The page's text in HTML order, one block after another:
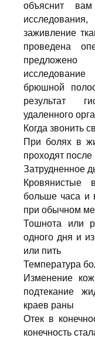
объяснит вам
заживление
проведена
брюшной
результат
удаленного
Когда звонить
При болях в
проходят
Затрудненное
Кровянистые
больше часа и
при обычном
Тошнота или
одного дня и
или пить
Температура
Изменение
подтекание
краев раны
Отек в
конечность